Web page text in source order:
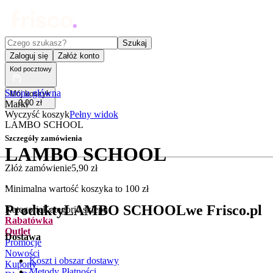
Czego szukasz?
Szukaj
Zaloguj się
Załóż konto
Kod pocztowy
Mój koszyk
0,00 zł
Wyczyść koszykPełny widok
Szczegóły zamówienia
Złóż zamówienie5,90 zł
Minimalna wartość koszyka to 100 zł
KategorieKategorie sklepu
Rabatówka
Outlet
Promocje
Nowości
Kupony
Strona główna
Marki
LAMBO SCHOOL
LAMBO SCHOOL
.
ProduktyLAMBO SCHOOLwe Frisco.pl
Dostawa
Koszt i obszar dostawy